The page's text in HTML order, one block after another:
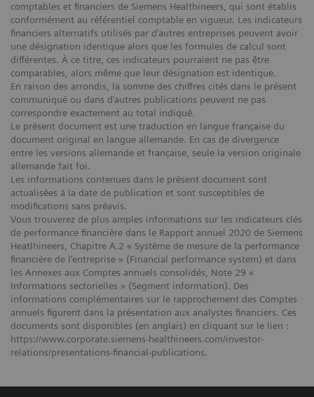
comptables et financiers de Siemens Healthineers, qui sont établis
conformément au référentiel comptable en vigueur. Les indicateurs
financiers alternatifs utilisés par d’autres entreprises peuvent avoir
une désignation identique alors que les formules de calcul sont
différentes. À ce titre, ces indicateurs pourraient ne pas être
comparables, alors même que leur désignation est identique.
En raison des arrondis, la somme des chiffres cités dans le présent
communiqué ou dans d’autres publications peuvent ne pas
correspondre exactement au total indiqué.
Le présent document est une traduction en langue française du
document original en langue allemande. En cas de divergence
entre les versions allemande et française, seule la version originale
allemande fait foi.
Les informations contenues dans le présent document sont
actualisées à la date de publication et sont susceptibles de
modifications sans préavis.
Vous trouverez de plus amples informations sur les indicateurs clés
de performance financière dans le Rapport annuel 2020 de Siemens
Heatlhineers, Chapitre A.2 « Système de mesure de la performance
financière de l’entreprise » (Financial performance system) et dans
les Annexes aux Comptes annuels consolidés, Note 29 «
Informations sectorielles » (Segment information). Des
informations complémentaires sur le rapprochement des Comptes
annuels figurent dans la présentation aux analystes financiers. Ces
documents sont disponibles (en anglais) en cliquant sur le lien :
https://www.corporate.siemens-healthineers.com/investor-
relations/presentations-financial-publications.